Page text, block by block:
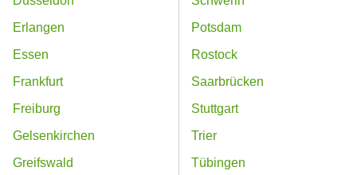
Erlangen
Essen
Frankfurt
Freiburg
Gelsenkirchen
Greifswald
Potsdam
Rostock
Saarbrücken
Stuttgart
Trier
Tübingen